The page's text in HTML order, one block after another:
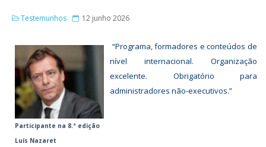
Testemunhos 12 junho 2026
Participante na 8.ª edição
Luís Nazaret
“Programa, formadores e conteúdos de
nível internacional. Organização
excelente. Obrigatório para
administradores não-executivos.”